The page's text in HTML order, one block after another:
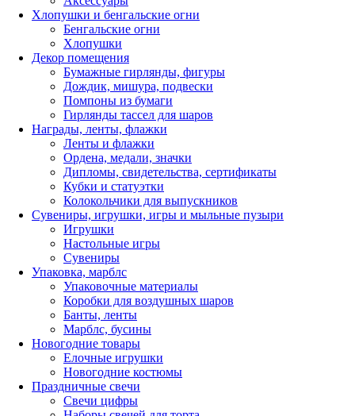
Хлопушки и бенгальские огни
Бенгальские огни
Хлопушки
Декор помещения
Бумажные гирлянды, фигуры
Дождик, мишура, подвески
Помпоны из бумаги
Гирлянды тассел для шаров
Награды, ленты, флажки
Ленты и флажки
Ордена, медали, значки
Дипломы, свидетельства, сертификаты
Кубки и статуэтки
Колокольчики для выпускников
Сувениры, игрушки, игры и мыльные пузыри
Игрушки
Настольные игры
Сувениры
Упаковка, марблс
Упаковочные материалы
Коробки для воздушных шаров
Банты, ленты
Марблс, бусины
Новогодние товары
Елочные игрушки
Новогодние костюмы
Праздничные свечи
Свечи цифры